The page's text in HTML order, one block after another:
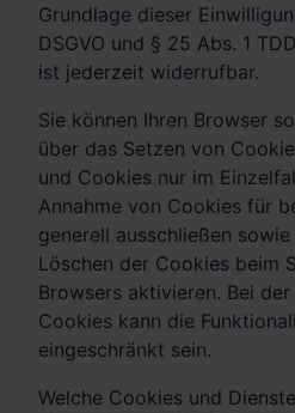
Grundlage dieser
DSGVO und § 25 Abs. 1
ist jederzeit widerrufbar.
Sie können Ihren Browser
über das Setzen von
und Cookies nur im
Annahme von Cookies für
generell ausschließen
Löschen der Cookies beim
Browsers aktivieren. Bei
Cookies kann die
eingeschränkt sein.
Welche Cookies und